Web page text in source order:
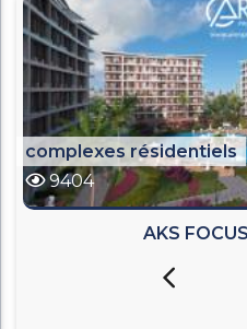
complexes résidentiels
9404
AKS